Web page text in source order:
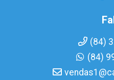
(84)
(84)